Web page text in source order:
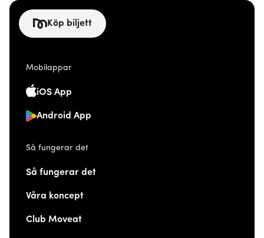
Köp biljett
Mobilappar
iOS App
Android App
Så fungerar det
Så fungerar det
Våra koncept
Club Moveat